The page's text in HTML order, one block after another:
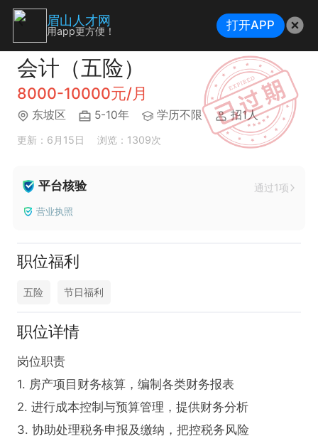
会计（五险）
8000-10000元/月
东坡区 5-10年 学历不限 招1人
更新：6月15日 浏览：1309次
平台核验 通过1项
营业执照
职位福利
五险 节日福利
职位详情
岗位职责
1. 房产项目财务核算，编制各类财务报表
2. 进行成本控制与预算管理，提供财务分析
3. 协助处理税务申报及缴纳，把控税务风险
眉山人才网
用app更方便！ 打开APP